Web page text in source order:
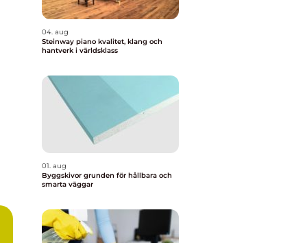
04. aug
Steinway piano kvalitet, klang och
hantverk i världsklass
01. aug
Byggskivor grunden för hållbara och
smarta väggar